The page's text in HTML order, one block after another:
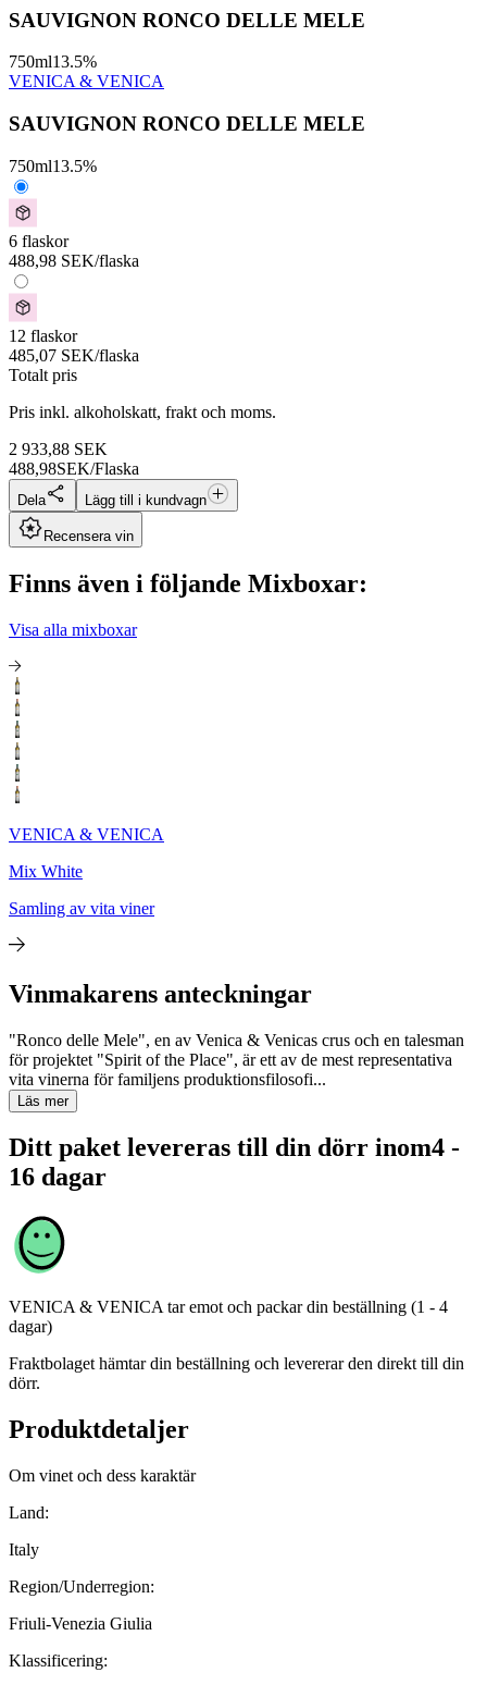
SAUVIGNON RONCO DELLE MELE
750ml13.5%
VENICA & VENICA
SAUVIGNON RONCO DELLE MELE
750ml13.5%
6 flaskor
488,98 SEK/flaska
12 flaskor
485,07 SEK/flaska
Totalt pris
Pris inkl. alkoholskatt, frakt och moms.
2 933,88 SEK
488,98SEK/Flaska
Dela Lägg till i kundvagn
Recensera vin
Finns även i följande Mixboxar:
Visa alla mixboxar
VENICA & VENICA
Mix White
Samling av vita viner
Vinmakarens anteckningar
"Ronco delle Mele", en av Venica & Venicas crus och en talesman
för projektet "Spirit of the Place", är ett av de mest representativa
vita vinerna för familjens produktionsfilosofi...
Läs mer
Ditt paket levereras till din dörr inom4 -
16 dagar
VENICA & VENICA tar emot och packar din beställning (1 - 4
dagar)
Fraktbolaget hämtar din beställning och levererar den direkt till din
dörr.
Produktdetaljer
Om vinet och dess karaktär
Land:
Italy
Region/Underregion:
Friuli-Venezia Giulia
Klassificering: